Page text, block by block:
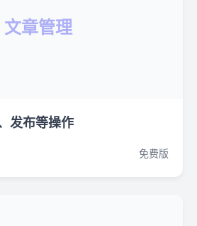
文章管理
发布等操作
免费版